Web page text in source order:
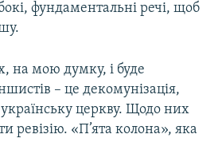
фундаментальні речі, щоб
на мою думку, і буде
– це декомунізація,
церкву. Щодо них
ревізію. «П’ята колона», яка